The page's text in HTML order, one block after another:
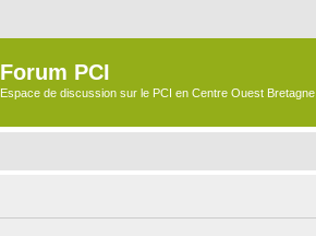
Forum PCI
Espace de discussion sur le PCI en Centre Ouest Bretagne